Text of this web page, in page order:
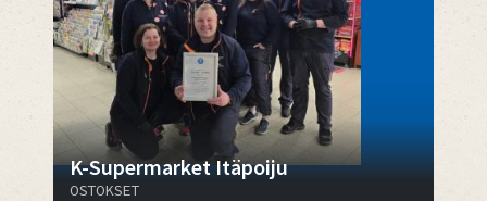
K-Supermarket Itäpoiju
OSTOKSET